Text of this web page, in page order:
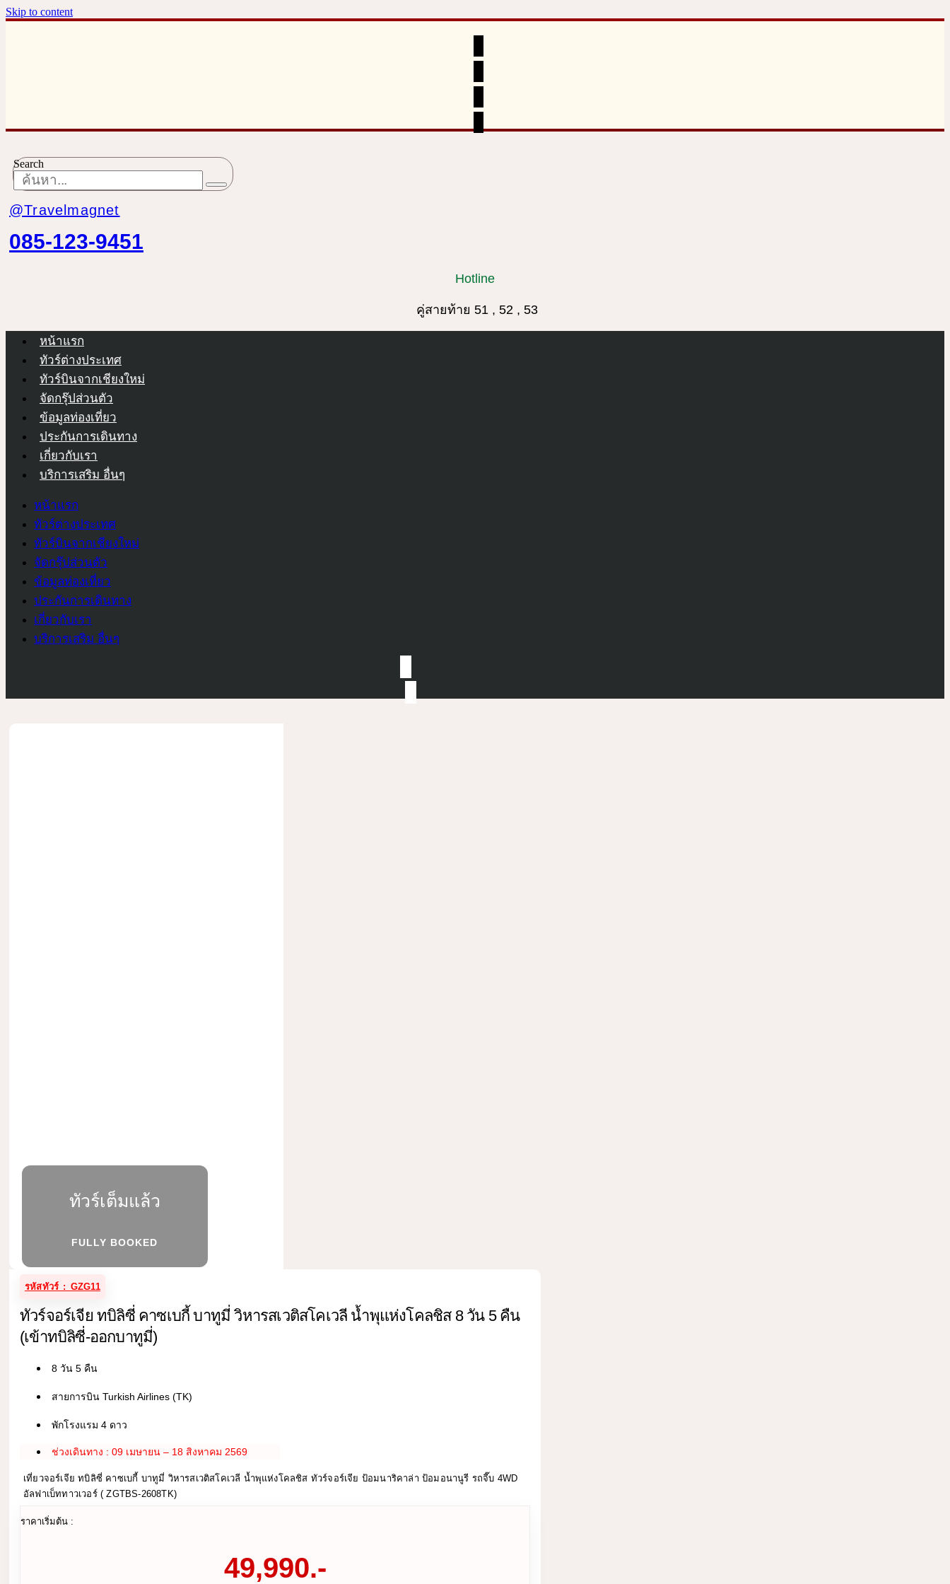
Skip to content
Search
@Travelmagnet
085-123-9451
Hotline
คู่สายท้าย 51 , 52 , 53
หน้าแรก
ทัวร์ต่างประเทศ
ทัวร์บินจากเชียงใหม่
จัดกรุ๊ปส่วนตัว
ข้อมูลท่องเที่ยว
ประกันการเดินทาง
เกี่ยวกับเรา
บริการเสริม อื่นๆ
หน้าแรก
ทัวร์ต่างประเทศ
ทัวร์บินจากเชียงใหม่
จัดกรุ๊ปส่วนตัว
ข้อมูลท่องเที่ยว
ประกันการเดินทาง
เกี่ยวกับเรา
บริการเสริม อื่นๆ
ทัวร์เต็มแล้ว
FULLY BOOKED
รหัสทัวร์ : GZG11
ทัวร์จอร์เจีย ทบิลิซี่ คาซเบกี้ บาทูมี่ วิหารสเวติสโคเวลี น้ำพุแห่งโคลชิส 8 วัน 5 คืน
(เข้าทบิลิซี่-ออกบาทูมี่)
8 วัน 5 คืน
สายการบิน Turkish Airlines (TK)
พักโรงแรม 4 ดาว
ช่วงเดินทาง : 09 เมษายน – 18 สิงหาคม 2569
เที่ยวจอร์เจีย ทบิลิซี่ คาซเบกี้ บาทูมี่ วิหารสเวติสโคเวลี น้ำพุแห่งโคลชิส ทัวร์จอร์เจีย ป้อมนาริคาล่า ป้อมอนานูรี รถจี๊บ 4WD
อัลฟาเบ็ททาวเวอร์ ( ZGTBS-2608TK)
ราคาเริ่มต้น :
49,990.-